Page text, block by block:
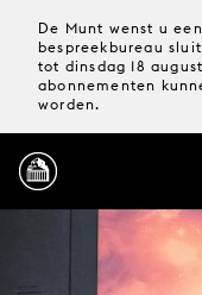
De Munt wenst u
bespreekbureau
tot dinsdag 18
abonnementen
worden.